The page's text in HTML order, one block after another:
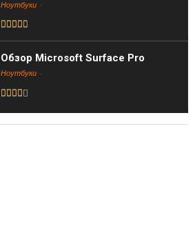
Ноутбуки
Обзор Microsoft Surface Pro
Ноутбуки